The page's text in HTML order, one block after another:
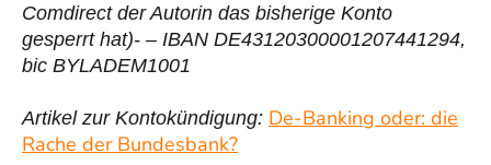
Comdirect der Autorin das bisherige Konto
gesperrt hat)- – IBAN DE43120300001207441294,
bic BYLADEM1001
Artikel zur Kontokündigung: De-Banking oder: die
Rache der Bundesbank?